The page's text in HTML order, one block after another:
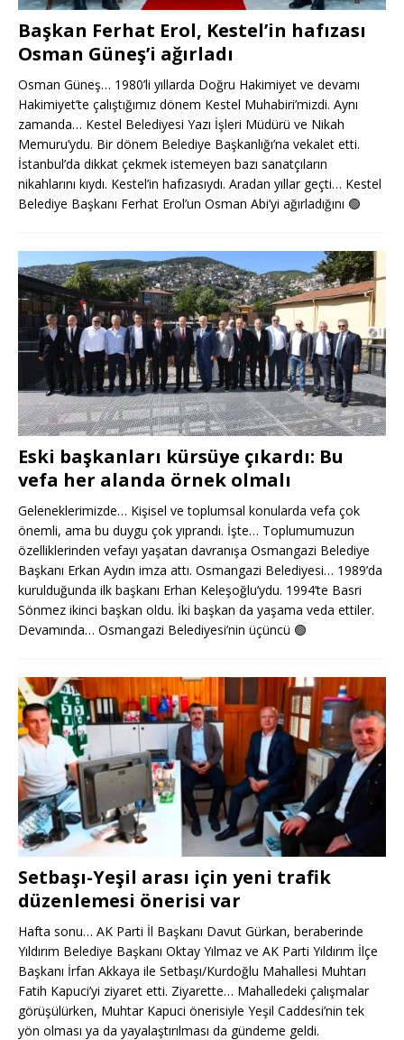
Başkan Ferhat Erol, Kestel’in hafızası
Osman Güneş’i ağırladı
Osman Güneş… 1980’li yıllarda Doğru Hakimiyet ve devamı
Hakimiyet’te çalıştığımız dönem Kestel Muhabiri’mizdi. Aynı
zamanda… Kestel Belediyesi Yazı İşleri Müdürü ve Nikah
Memuru’ydu. Bir dönem Belediye Başkanlığı’na vekalet etti.
İstanbul’da dikkat çekmek istemeyen bazı sanatçıların
nikahlarını kıydı. Kestel’in hafızasıydı. Aradan yıllar geçti… Kestel
Belediye Başkanı Ferhat Erol’un Osman Abi’yi ağırladığını 🟢
Eski başkanları kürsüye çıkardı: Bu
vefa her alanda örnek olmalı
Geleneklerimizde… Kişisel ve toplumsal konularda vefa çok
önemli, ama bu duygu çok yıprandı. İşte… Toplumumuzun
özelliklerinden vefayı yaşatan davranışa Osmangazi Belediye
Başkanı Erkan Aydın imza attı. Osmangazi Belediyesi… 1989’da
kurulduğunda ilk başkanı Erhan Keleşoğlu’ydu. 1994’te Basri
Sönmez ikinci başkan oldu. İki başkan da yaşama veda ettiler.
Devamında… Osmangazi Belediyesi’nin üçüncü 🟢
Setbaşı-Yeşil arası için yeni trafik
düzenlemesi önerisi var
Hafta sonu… AK Parti İl Başkanı Davut Gürkan, beraberinde
Yıldırım Belediye Başkanı Oktay Yılmaz ve AK Parti Yıldırım İlçe
Başkanı İrfan Akkaya ile Setbaşı/Kurdoğlu Mahallesi Muhtarı
Fatih Kapuci’yi ziyaret etti. Ziyarette… Mahalledeki çalışmalar
görüşülürken, Muhtar Kapuci önerisiyle Yeşil Caddesi’nin tek
yön olması ya da yayalaştırılması da gündeme geldi.